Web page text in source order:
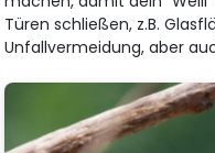
Türen schließen, z.B.
Unfallvermeidung, aber